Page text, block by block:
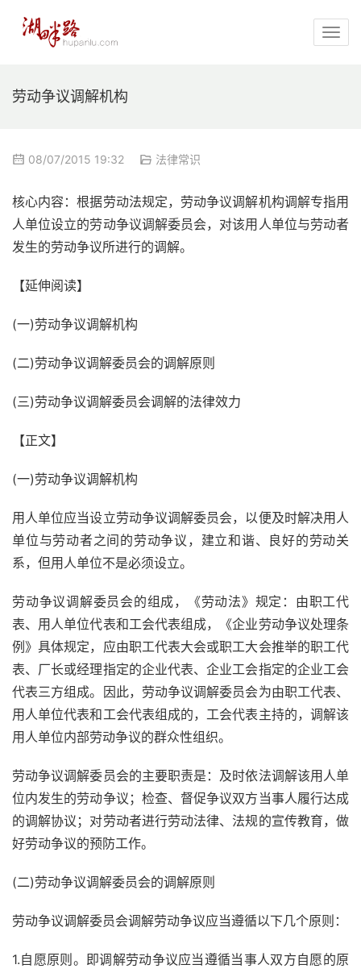
劳动争议调解机构
08/07/2015 19:32 法律常识
核心内容：根据劳动法规定，劳动争议调解机构调解专指用
人单位设立的劳动争议调解委员会，对该用人单位与劳动者
发生的劳动争议所进行的调解。
【延伸阅读】
(一)劳动争议调解机构
(二)劳动争议调解委员会的调解原则
(三)劳动争议调解委员会调解的法律效力
【正文】
(一)劳动争议调解机构
用人单位应当设立劳动争议调解委员会，以便及时解决用人
单位与劳动者之间的劳动争议，建立和谐、良好的劳动关
系，但用人单位不是必须设立。
劳动争议调解委员会的组成，《劳动法》规定：由职工代
表、用人单位代表和工会代表组成，《企业劳动争议处理条
例》具体规定，应由职工代表大会或职工大会推举的职工代
表、厂长或经理指定的企业代表、企业工会指定的企业工会
代表三方组成。因此，劳动争议调解委员会为由职工代表、
用人单位代表和工会代表组成的，工会代表主持的，调解该
用人单位内部劳动争议的群众性组织。
劳动争议调解委员会的主要职责是：及时依法调解该用人单
位内发生的劳动争议；检查、督促争议双方当事人履行达成
的调解协议；对劳动者进行劳动法律、法规的宣传教育，做
好劳动争议的预防工作。
(二)劳动争议调解委员会的调解原则
劳动争议调解委员会调解劳动争议应当遵循以下几个原则：
1.自愿原则。即调解劳动争议应当遵循当事人双方自愿的原